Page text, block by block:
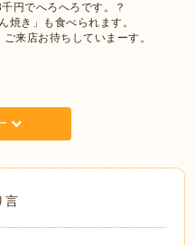
円でへろへろです。？
焼き」も食べられます。
来店お待ちしていまーす。
言